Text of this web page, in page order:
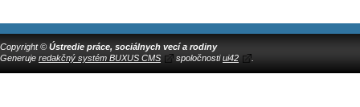
Copyright © Ústredie práce, sociálnych vecí a rodiny
Generuje redakčný systém BUXUS CMS spoločnostiui42